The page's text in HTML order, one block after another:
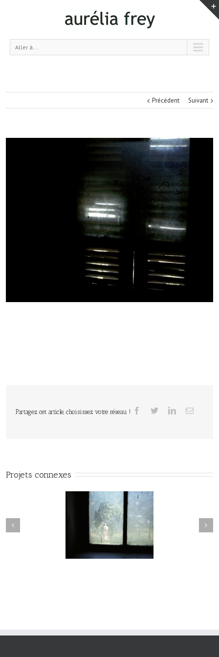
Aller à...
Précédent Suivant
Partagez cet article, choisissez votre réseau !
Projets connexes
Passage #016